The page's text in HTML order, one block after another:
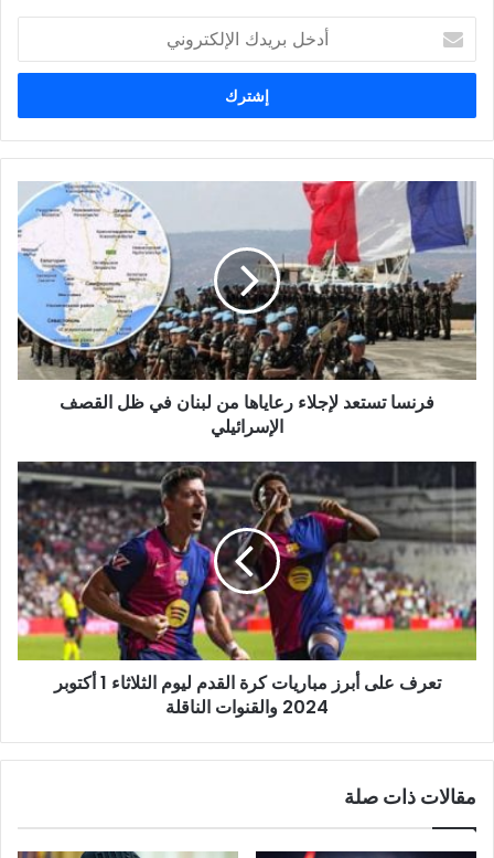
بريدك
الإلكتروني
فرنسا
تستعد
لإجلاء
رعاياها
من
لبنان
في
ظل
القصف
الإسرائيليفرنسا تستعد لإجلاء رعاياها من لبنان في ظل القصف
الإسرائيلي
تعرف
على
أبرز
مباريات
القدم
ليوم
الثلاثاء
1
تعرف على أبرز مباريات كرة القدم ليوم الثلاثاء 1 أكتوبر
2024 والقنوات الناقلة
مقالات ذات صلة